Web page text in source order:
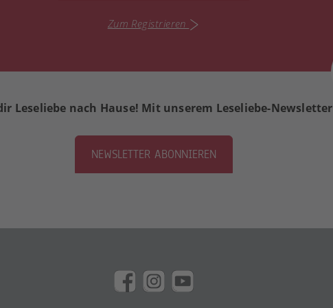
Zum Registrieren
Leseliebe nach Hause! Mit unserem Leseliebe-Newsletter
NEWSLETTER ABONNIEREN